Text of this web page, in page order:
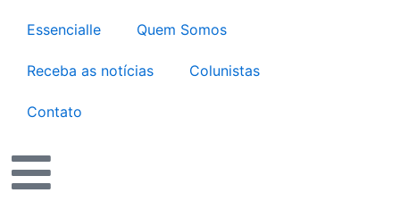
para
conteúdo
Essencialle Quem Somos
Receba as notícias Colunistas
Contato